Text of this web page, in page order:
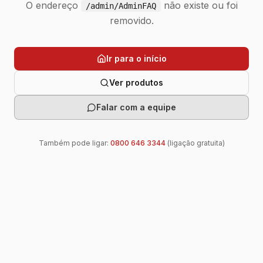
O endereço /admin/AdminFAQ
não existe ou foi
removido.
Ir para o início
Ver produtos
Falar com a equipe
Também pode ligar: 0800 646 3344(ligação gratuita)